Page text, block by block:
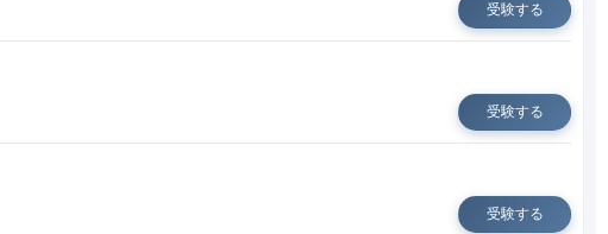
受験する
受験する
受験する